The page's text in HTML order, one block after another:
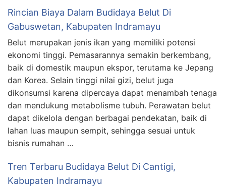
Rincian Biaya Dalam Budidaya Belut Di
Gabuswetan, Kabupaten Indramayu
Belut merupakan jenis ikan yang memiliki potensi
ekonomi tinggi. Pemasarannya semakin berkembang,
baik di domestik maupun ekspor, terutama ke Jepang
dan Korea. Selain tinggi nilai gizi, belut juga
dikonsumsi karena dipercaya dapat menambah tenaga
dan mendukung metabolisme tubuh. Perawatan belut
dapat dikelola dengan berbagai pendekatan, baik di
lahan luas maupun sempit, sehingga sesuai untuk
bisnis rumahan …
Tren Terbaru Budidaya Belut Di Cantigi,
Kabupaten Indramayu